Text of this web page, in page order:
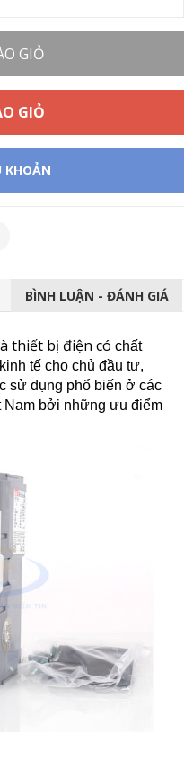
GIỎ
GIỎ
KHOẢN
BÌNH LUẬN - ĐÁNH GIÁ
à thiết bị điện có chất
tế cho chủ đầu tư,
sử dụng phổ biến ở các
Nam bởi những ưu điểm